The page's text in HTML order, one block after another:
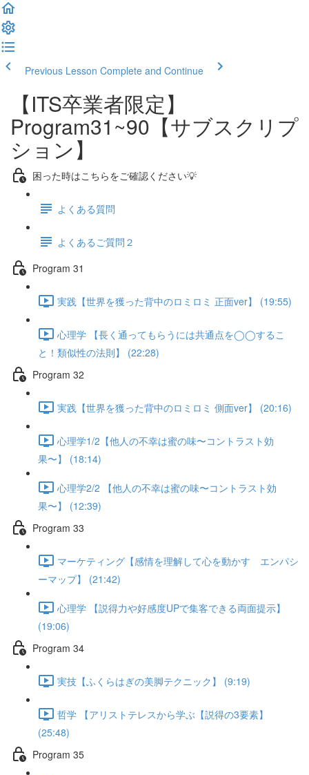
Previous Lesson Complete and Continue
【ITS卒業者限定】
Program31~90【サブスクリプ
ション】
困った時はこちらをご確認ください💡
よくある質問
よくあるご質問２
Program 31
実践【世界を獲った背中のロミロミ 正面ver】 (19:55)
心理学 【長く通ってもらうには共通点を◯◯するこ
と！類似性の法則】 (22:28)
Program 32
実践【世界を獲った背中のロミロミ 側面ver】 (20:16)
心理学1/2【他人の不幸は蜜の味〜コントラスト効
果〜】 (18:14)
心理学2/2 【他人の不幸は蜜の味〜コントラスト効
果〜】 (12:39)
Program 33
マーケティング【感情を理解して心を動かす エンパシ
ーマップ】 (21:42)
心理学 【説得力や好感度UPで集客できる両面提示】
(19:06)
Program 34
実技【ふくらはぎの美脚テクニック】 (9:19)
哲学 【アリストテレスから学ぶ【説得の3要素】
(25:48)
Program 35